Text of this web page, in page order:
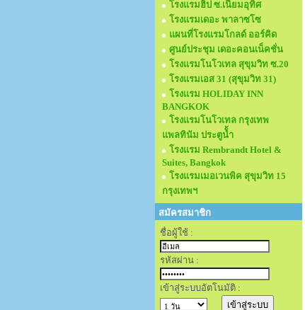
โรงแรมฮิป ซ.เนียมอุทิศ
โรงแรมเดอะ พาลาซโซ
แผนที่โรงแรมโกลด์ ออร์คิด
ศูนย์ประชุม เดอะคอนเน็คชั่น
โรงแรมโนโวเทล สุขุมวิท ซ.20
โรงแรมเอส 31 (สุขุมวิท 31)
โรงแรม HOLIDAY INN
BANGKOK
โรงแรมโนโวเทล กรุงเทพ
แพลทินัม ประตูนั้ำ
โรงแรม Rembrandt Hotel &
Suites, Bangkok
โรงแรมเมอเวนพิค สุขุมวิท 15
กรุงเทพฯ
สมัครสมาชิก
ชื่อผู้ใช้ :
รหัสผ่าน :
เข้าสู่ระบบอัตโนมัติ :